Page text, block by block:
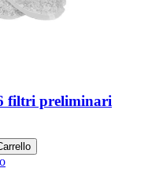
filtri preliminari